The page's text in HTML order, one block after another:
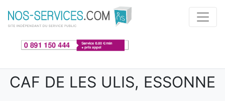
Aller au contenu principal
CAF DE LES ULIS, ESSONNE